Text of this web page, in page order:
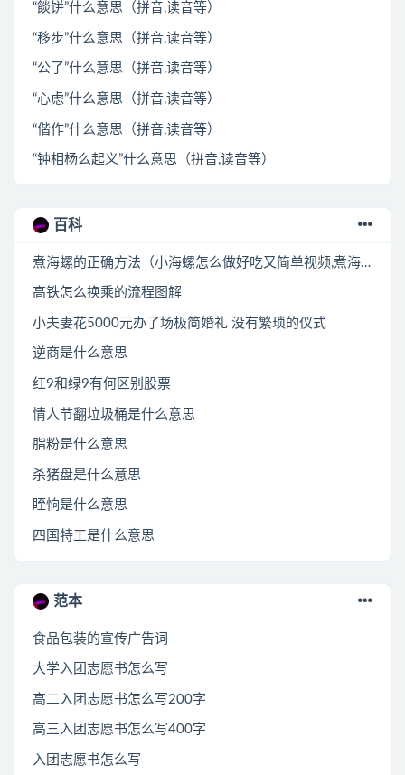
“餤饼”什么意思（拼音,读音等）
“移步”什么意思（拼音,读音等）
“公了”什么意思（拼音,读音等）
“心虑”什么意思（拼音,读音等）
“偕作”什么意思（拼音,读音等）
“钟相杨么起义”什么意思（拼音,读音等）
百科
煮海螺的正确方法（小海螺怎么做好吃又简单视频,煮海螺的正确方法图片）
高铁怎么换乘的流程图解
小夫妻花5000元办了场极简婚礼 没有繁琐的仪式
逆商是什么意思
红9和绿9有何区别股票
情人节翻垃圾桶是什么意思
脂粉是什么意思
杀猪盘是什么意思
眰恦是什么意思
四国特工是什么意思
范本
食品包装的宣传广告词
大学入团志愿书怎么写
高二入团志愿书怎么写200字
高三入团志愿书怎么写400字
入团志愿书怎么写